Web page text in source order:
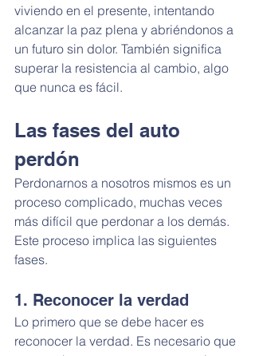
viviendo en el presente, intentando
alcanzar la paz plena y abriéndonos a
un futuro sin dolor. También significa
superar la resistencia al cambio, algo
que nunca es fácil.
Las fases del auto
perdón
Perdonarnos a nosotros mismos es un
proceso complicado, muchas veces
más difícil que perdonar a los demás.
Este proceso implica las siguientes
fases.
1. Reconocer la verdad
Lo primero que se debe hacer es
reconocer la verdad. Es necesario que